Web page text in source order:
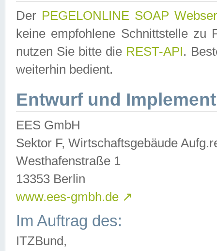
Der PEGELONLINE SOAP
keine empfohlene Schnittstelle zu
nutzen Sie bitte die REST-API.
weiterhin bedient.
Entwurf und
EES GmbH
Sektor F, Wirtschaftsgebäude
Westhafenstraße 1
13353 Berlin
www.ees-gmbh.de ↗
Im Auftrag des:
ITZBund,